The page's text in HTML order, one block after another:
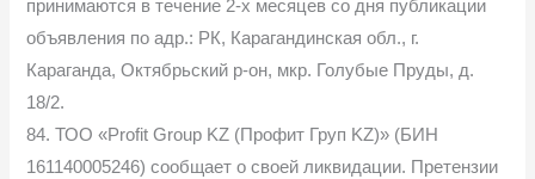
принимаются в течение 2-х месяцев со дня публикации
объявления по адр.: РК, Карагандинская обл., г.
Караганда, Октябрьский р-он, мкр. Голубые Пруды, д.
18/2.
84. ТОО «Profit Group KZ (Профит Груп KZ)» (БИН
161140005246) сообщает о своей ликвидации. Претензии